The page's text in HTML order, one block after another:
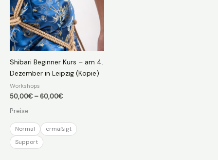
Shibari Beginner Kurs – am 4.
Dezember in Leipzig (Kopie)
Workshops
50,00€ –60,00€Preisspanne:
Preise
Normal
ermäßigt
Support